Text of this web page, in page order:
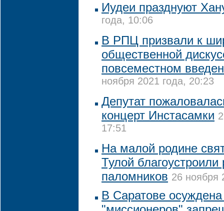
Иудеи празднуют
года, 10:06
В РПЦ призвали к
общественной
повсеместном
ноября 2021 года, 20:23
Депутат
концерт Инстасамки
17:51
На малой родине
Тулой благоустроили
паломников 26 ноября
В Саратове осуждена